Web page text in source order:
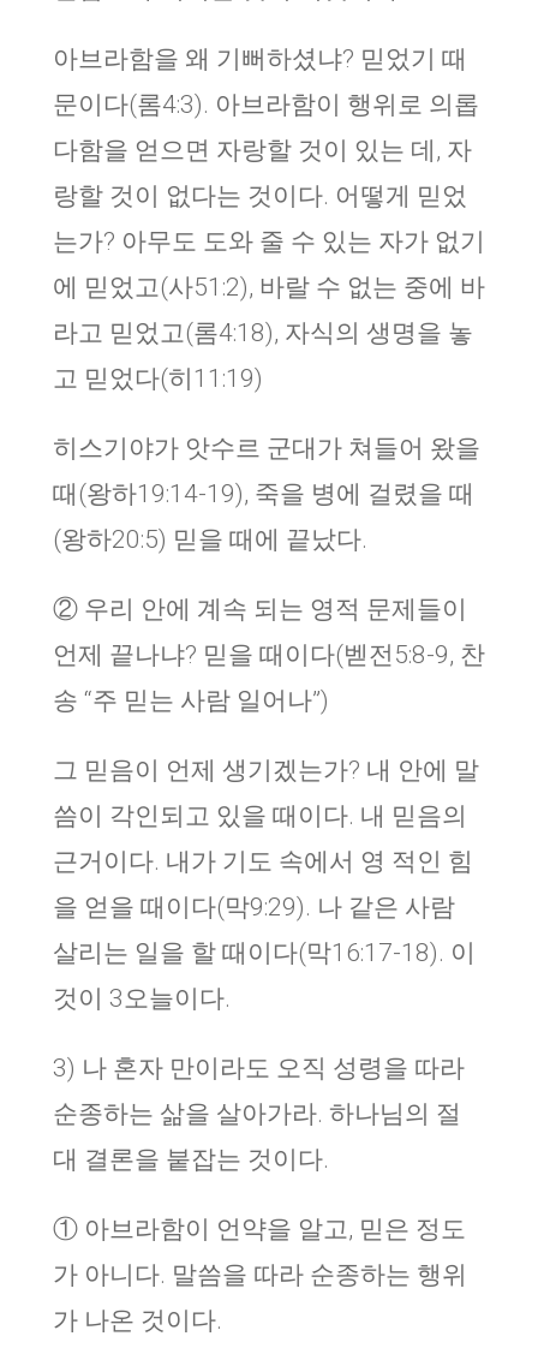
아브라함을 왜 기뻐하셨냐? 믿었기 때
문이다(롬4:3). 아브라함이 행위로 의롭
다함을 얻으면 자랑할 것이 있는 데, 자
랑할 것이 없다는 것이다. 어떻게 믿었
는가? 아무도 도와 줄 수 있는 자가 없기
에 믿었고(사51:2), 바랄 수 없는 중에 바
라고 믿었고(롬4:18), 자식의 생명을 놓
고 믿었다(히11:19)
히스기야가 앗수르 군대가 쳐들어 왔을
때(왕하19:14-19), 죽을 병에 걸렸을 때
(왕하20:5) 믿을 때에 끝났다.
② 우리 안에 계속 되는 영적 문제들이
언제 끝나냐? 믿을 때이다(벧전5:8-9, 찬
송 “주 믿는 사람 일어나”)
그 믿음이 언제 생기겠는가? 내 안에 말
씀이 각인되고 있을 때이다. 내 믿음의
근거이다. 내가 기도 속에서 영 적인 힘
을 얻을 때이다(막9:29). 나 같은 사람
살리는 일을 할 때이다(막16:17-18). 이
것이 3오늘이다.
3) 나 혼자 만이라도 오직 성령을 따라
순종하는 삶을 살아가라. 하나님의 절
대 결론을 붙잡는 것이다.
① 아브라함이 언약을 알고, 믿은 정도
가 아니다. 말씀을 따라 순종하는 행위
가 나온 것이다.